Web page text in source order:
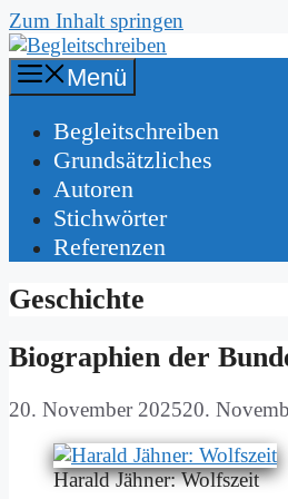
Zum Inhalt springen
Menü
Be­gleit­schrei­ben
Grund­sätz­li­ches
Au­toren
Stich­wör­ter
Re­fe­ren­zen
Geschichte
Bio­gra­phien der
20. November 202520.
Ha­rald Jäh­ner: Wolfs­zeit